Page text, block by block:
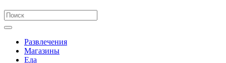
Развлечения
Магазины
Еда